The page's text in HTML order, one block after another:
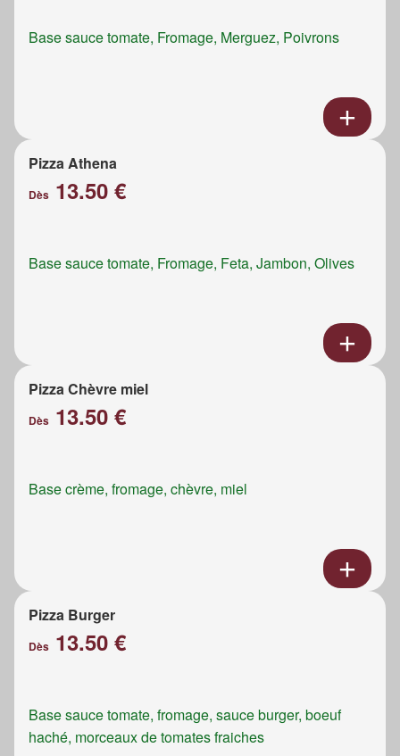
Base sauce tomate, Fromage, Merguez, Poivrons
Pizza Athena
Dès 13.50 €
Base sauce tomate, Fromage, Feta, Jambon, Olives
Pizza Chèvre miel
Dès 13.50 €
Base crème, fromage, chèvre, miel
Pizza Burger
Dès 13.50 €
Base sauce tomate, fromage, sauce burger, boeuf
haché, morceaux de tomates fraiches